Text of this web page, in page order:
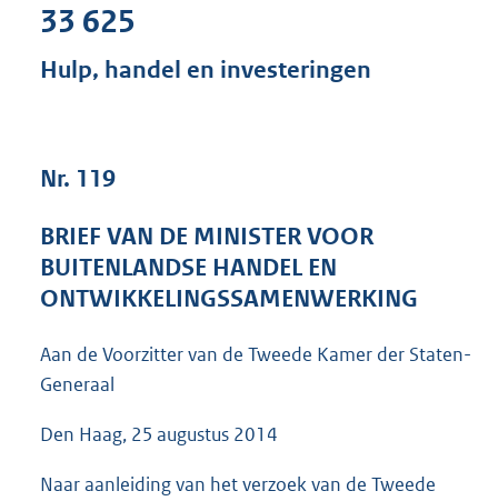
s
e
:
5
b
33 625
Hulp, handel en investeringen
Nr. 119
BRIEF VAN DE MINISTER VOOR
BUITENLANDSE HANDEL EN
ONTWIKKELINGSSAMENWERKING
Aan de Voorzitter van de Tweede Kamer der Staten-
Generaal
Den Haag, 25 augustus 2014
Naar aanleiding van het verzoek van de Tweede